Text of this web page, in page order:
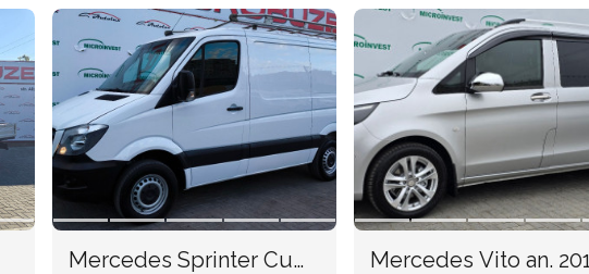
Mercedes Sprinter Cu
Mercedes Vito